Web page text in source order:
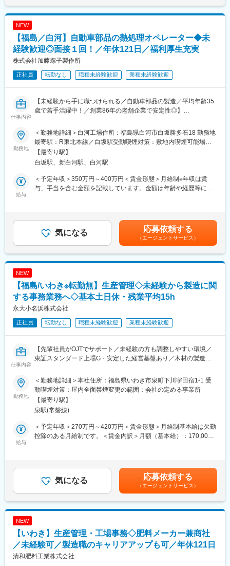
ごとないですか？」などの状況をヒアリングしたり、部活の大会
に訪問するなどの対応も時には発生します。
■評価制度：
目標はありますが、ノルマはございません。年1回上長面談を通し
■入社後について：
のようなコミュケーションを取るのかを横で聞きながら学んで頂
きます。その後、先輩のフォローを受けながら徐々に担当顧客を
お任せします。商材知識等は入社後、着実に習得が可能な環境で
すのでご安心ください。
■組織構成：
組織全体で21名在籍しております。中途入社者も多く、すぐに馴
◎繁忙期を過ぎると閑散期に入るため、お盆休みなどは通常10日
間ほど設定されています。同社は変形労働制を採用しており繁忙
期（1～5月）には土曜日の出勤対応もございますが、それ以外は
ています。
た表記です。
NEW
【福島／白河】自動車部品の熱処理オペレーター◆未
経験歓迎◎面接１回！／年休121日／福利厚生充実
株式会社加藤螺子製作所
正社員 転勤なし 職種未経験歓迎 業種未経験歓迎
仕事内容
【未経験から手に職つけられる／自動車部品の製造／平均年齢35
歳で若手活躍中！／創業86年の老舗企業で安定性◎】
■業務内容：
当社の白河工場製造部にて、自動車部品の熱処理作業を担当して
いただきます。
具体的な業務内容は以下の通りです。
（1）自動車部品のボルト・ナット等を熱処理炉に投入し、「焼入
れ」、「焼き戻し」のオペレーション作業を行います。
（2）熱処理後の製品の硬度測定や外観検査を行い、品質を確認し
ます。
未経験の方も歓迎していますので、モノづくりに興味がある方は
是非ご応募ください。
ながら業務を進めています。
■入社後の流れ：
入社後は、先輩社員によるOJTを通じて業務の流れを学んでいた
だきます。熱処理作業に必要な知識や技術を身に付けるための研
ができます。初めての方でも安心して業務に取り組める環境が整
っています。
■当社・当求人の魅力：
◎当社は「失敗を恐れずチャレンジし続ける」ことを行動規範と
しており、社員の成長を支援する体制が整っています。
◎熱処理工程は自動車部品の強度を確保するための非常に重要な
工程であり、人命を預かる責任とやりがいを感じながら働くこと
ができます。
採用しており、働きやすい環境を提供しています。（事前に希望
を出せば柔軟に調整いただけます！）
◎モノづくりが好きで集中力がある方にとって、充実したキャリ
◎長期的には、他の工程にも挑戦いただき製造工程を幅広く担当
変更の範囲：会社の定める業務
勤務地
＜勤務地詳細＞白河工場住所：福島県白河市白坂勝多石18 勤務地
最寄駅：R東北本線／白坂駅受動喫煙対策：敷地内喫煙可能場所
あり変更の範囲：無
【最寄り駅】
白坂駅、新白河駅、白河駅
給与
＜予定年収＞350万円～400万円＜賃金形態＞月給制※年収は賞
与、手当を含む金額を記載しています。金額は年齢や経歴等によ
1回（4月）※業績連動 4,000～11,200円（前年度実績）■賞与：
年2回（7月12月）※業績連動 1.20ヶ月（前年度実績）※賞与は、
入社時期によって金額が変わります。■固定手当内訳：特殊勤務手
当賃金はあくまでも目安の金額であり、選考を通じて上下する可
能性があります。月給(月額)は固定手当を含めた表記です。
気になる 応募依頼する
（エージェントサービス）
NEW
【福島/いわき※転勤無】生産管理◇未経験から製造に関
する事務業務へ◇基本土日休・残業平均15h
永大小名浜株式会社
正社員 転勤なし 職種未経験歓迎 業種未経験歓迎
仕事内容
【先輩社員がOJTでサポート／未経験の方も調整しやすい環境／
東証スタンダード上場G・安定した経営基盤あり／木材の製造・
■業務概要：
当社の生産管理担当として、製品製造に関する事務業務を担当い
ただきます。具体的には以下業務をお任せします。
■具体的な業務内容：
・生産計画の作成
・生産指示書の作成
・諸資材の発注業務
・その他付随する業務
※工場内に書類の配布・回収等での往来あり
未経験分野にも挑戦しやすい環境が整っています。
■就業環境：
・年間休日114日（基本土日休み）・残業月平均15時間
勤務地
＜勤務地詳細＞本社住所：福島県いわき市泉町下川字田宿1-1 受
動喫煙対策：屋内全面禁煙変更の範囲：会社の定める事業所
【最寄り駅】
泉駅(常磐線)
給与
＜予定年収＞270万円～420万円＜賃金形態＞月給制基本給は欠勤
控除のある月給制です。＜賃金内訳＞月額（基本給）：170,000
額であり、選考を通じて上下する可能性があります。月給(月額)は
固定手当を含めた表記です。
気になる 応募依頼する
（エージェントサービス）
NEW
【いわき】生産管理・工場事務◇肥料メーカー兼商社
／未経験可／製造職のキャリアアップも可／年休121日
清和肥料工業株式会社